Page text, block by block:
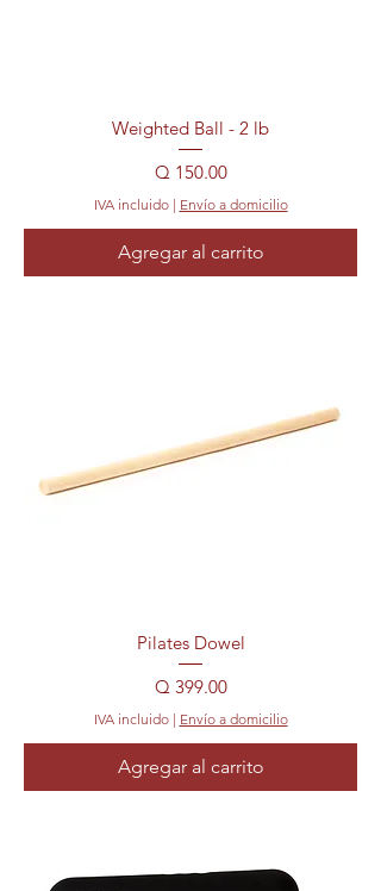
Weighted Ball - 2 lb
Precio
Q 150.00
IVA incluido| Envío a domicilio
Agregar al carrito
Pilates Dowel
Precio
Q 399.00
IVA incluido| Envío a domicilio
Agregar al carrito